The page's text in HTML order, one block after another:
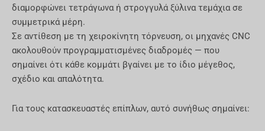
διαμορφώνει τετράγωνα ή στρογγυλά ξύλινα τεμάχια σε
συμμετρικά μέρη.
Σε αντίθεση με τη χειροκίνητη τόρνευση, οι μηχανές CNC
ακολουθούν προγραμματισμένες διαδρομές — που
σημαίνει ότι κάθε κομμάτι βγαίνει με το ίδιο μέγεθος,
σχέδιο και απαλότητα.
Για τους κατασκευαστές επίπλων, αυτό συνήθως σημαίνει: